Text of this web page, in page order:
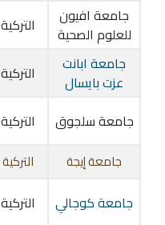
جامعة افيون
للعلوم الصحية
التركية
جامعة ابانت
عزت بايسال
التركية
جامعة سلجوق
التركية
جامعة إيجة التركية
جامعة كوجالي
التركية